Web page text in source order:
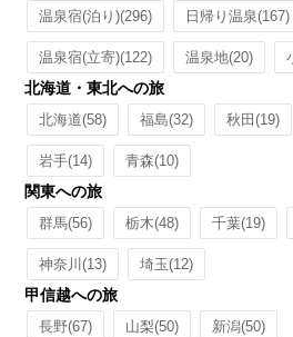
温泉宿(泊り)(296) 日帰り温泉(167)
温泉宿(立寄)(122) 温泉地(20)
北海道・東北への旅
北海道(58) 福島(32) 秋田(19)
岩手(14) 青森(10)
関東への旅
群馬(56) 栃木(48) 千葉(19)
神奈川(13) 埼玉(12)
甲信越への旅
長野(67) 山梨(50) 新潟(50)